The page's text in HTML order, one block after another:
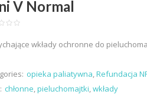
V Normal
wkłady ochronne do
opieka paliatywna,Refundacja
chłonne,pieluchomajtki,wkłady